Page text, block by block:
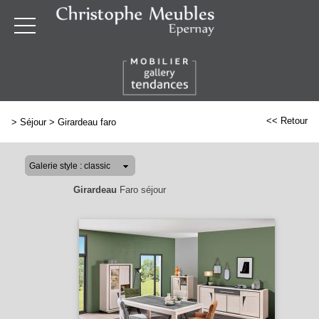
> Séjour> Girardeau faro << Retour
Girardeau Faro séjour